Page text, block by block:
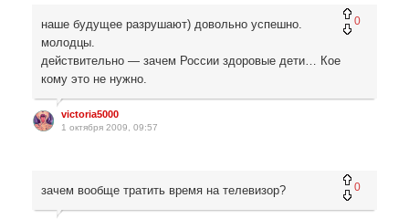
0
наше будущее разрушают) довольно успешно.
молодцы.
действительно — зачем России здоровые дети… Кое
кому это не нужно.
victoria5000
1 октября 2009, 09:57
0
зачем вообще тратить время на телевизор?